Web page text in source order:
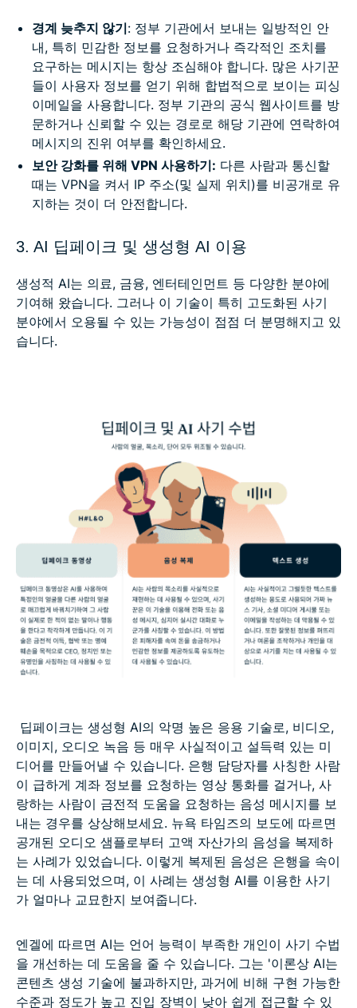
경계 늦추지 않기: 정부 기관에서 보내는 일방적인 안
내, 특히 민감한 정보를 요청하거나 즉각적인 조치를
요구하는 메시지는 항상 조심해야 합니다. 많은 사기꾼
들이 사용자 정보를 얻기 위해 합법적으로 보이는 피싱
이메일을 사용합니다. 정부 기관의 공식 웹사이트를 방
문하거나 신뢰할 수 있는 경로로 해당 기관에 연락하여
메시지의 진위 여부를 확인하세요.
보안 강화를 위해 VPN 사용하기: 다른 사람과 통신할
때는 VPN을 켜서 IP 주소(및 실제 위치)를 비공개로 유
지하는 것이 더 안전합니다.
3. AI 딥페이크 및 생성형 AI 이용
생성적 AI는 의료, 금융, 엔터테인먼트 등 다양한 분야에
기여해 왔습니다. 그러나 이 기술이 특히 고도화된 사기
분야에서 오용될 수 있는 가능성이 점점 더 분명해지고 있
습니다.
딥페이크는 생성형 AI의 악명 높은 응용 기술로, 비디오,
이미지, 오디오 녹음 등 매우 사실적이고 설득력 있는 미
디어를 만들어낼 수 있습니다. 은행 담당자를 사칭한 사람
이 급하게 계좌 정보를 요청하는 영상 통화를 걸거나, 사
랑하는 사람이 금전적 도움을 요청하는 음성 메시지를 보
내는 경우를 상상해보세요. 뉴욕 타임즈의 보도에 따르면
공개된 오디오 샘플로부터 고액 자산가의 음성을 복제하
는 사례가 있었습니다. 이렇게 복제된 음성은 은행을 속이
는 데 사용되었으며, 이 사례는 생성형 AI를 이용한 사기
가 얼마나 교묘한지 보여줍니다.
엔겔에 따르면 AI는 언어 능력이 부족한 개인이 사기 수법
을 개선하는 데 도움을 줄 수 있습니다. 그는 '이론상 AI는
콘텐츠 생성 기술에 불과하지만, 과거에 비해 구현 가능한
수준과 정도가 높고 진입 장벽이 낮아 쉽게 접근할 수 있